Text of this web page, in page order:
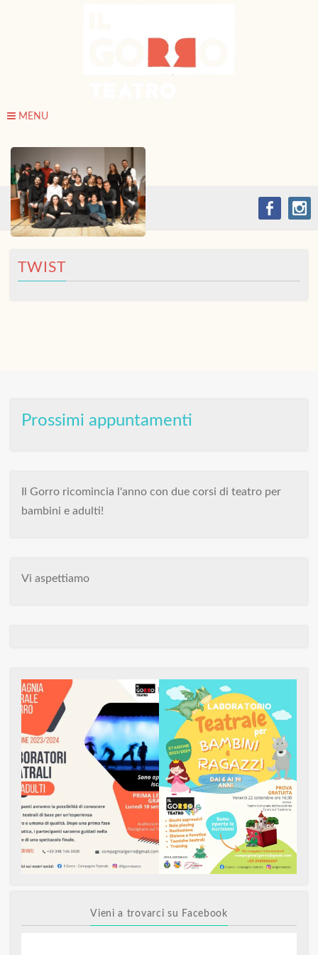
MENU
TWIST
Prossimi appuntamenti
Il Gorro ricomincia l'anno con due corsi di teatro per
bambini e adulti!
Vi aspettiamo
Vieni a trovarci su Facebook